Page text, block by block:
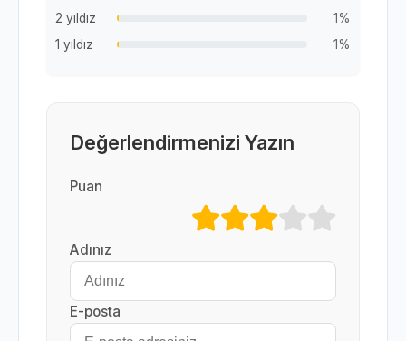
2 yıldız
1%
1 yıldız
1%
Değerlendirmenizi Yazın
Puan
Adınız
E-posta